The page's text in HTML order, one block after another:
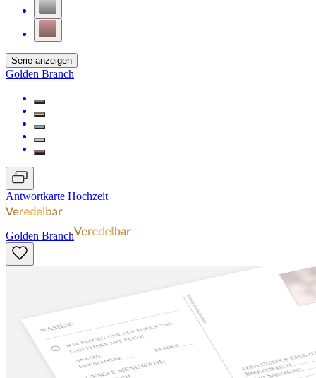
Serie anzeigen
Golden Branch
Antwortkarte Hochzeit
Golden Branch